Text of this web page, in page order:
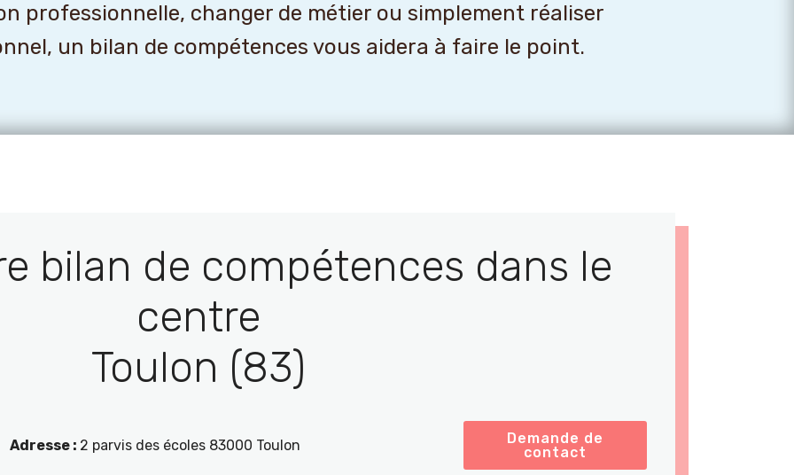
professionnelle, changer de métier ou simplement réaliser
un bilan de compétences vous aidera à faire le point.
bilan de compétences dans le
centre
Toulon (83)
Adresse : 2 parvis des écoles 83000 Toulon
Demande de
contact